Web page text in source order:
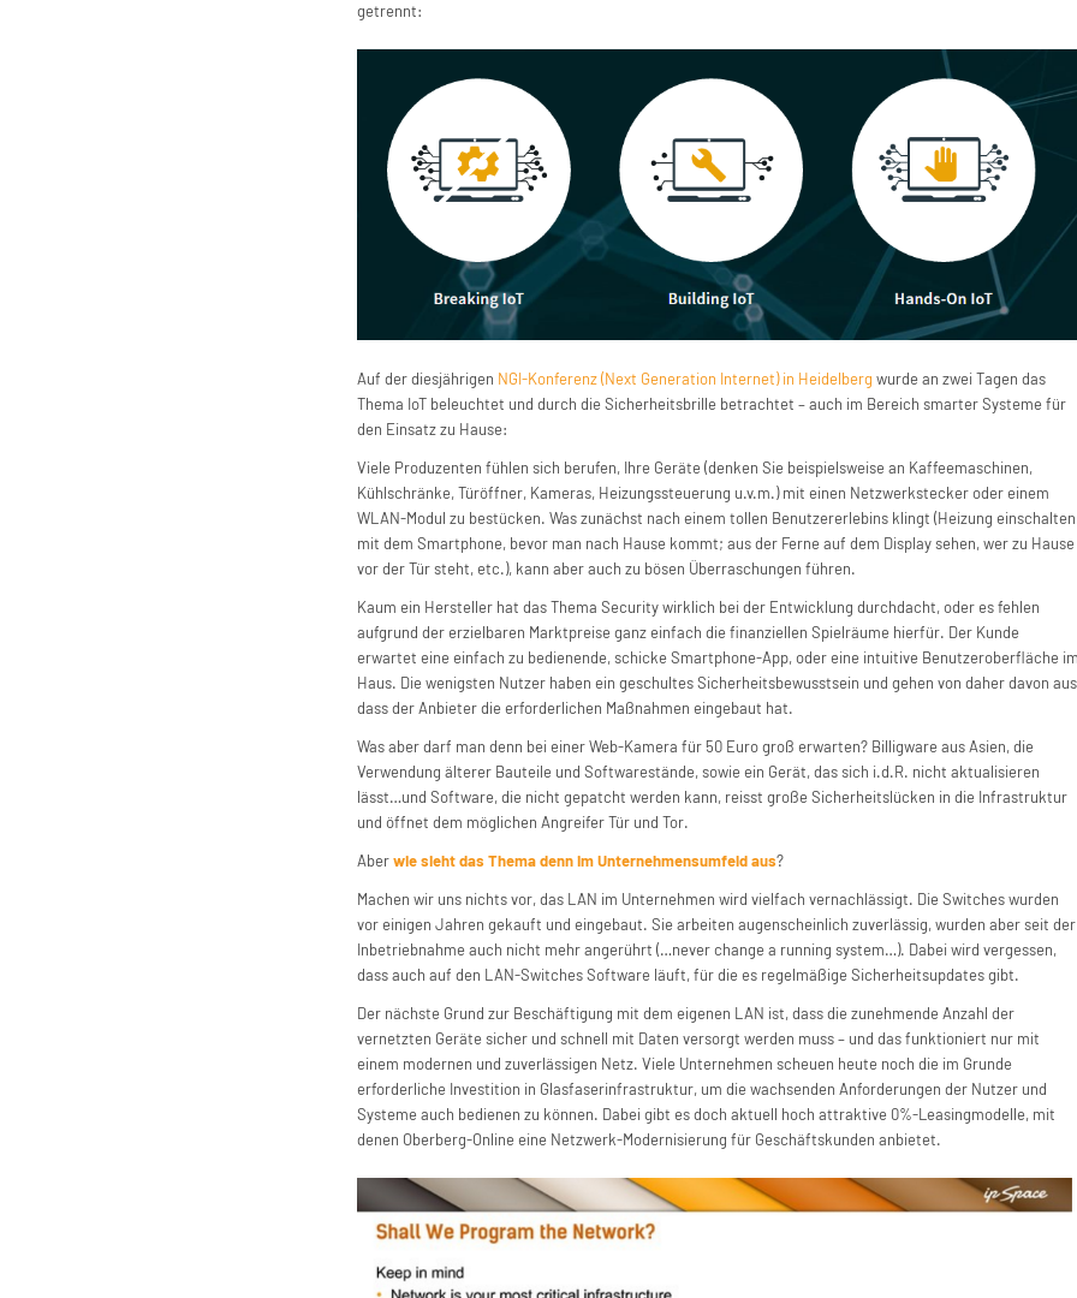
getrennt:
Auf der diesjährigen NGI-Konferenz (Next Generation Internet) in Heidelberg wurde an zwei Tagen das
Thema IoT beleuchtet und durch die Sicherheitsbrille betrachtet – auch im Bereich smarter Systeme für
den Einsatz zu Hause:
Viele Produzenten fühlen sich berufen, Ihre Geräte (denken Sie beispielsweise an Kaffeemaschinen,
Kühlschränke, Türöffner, Kameras, Heizungssteuerung u.v.m.) mit einen Netzwerkstecker oder einem
WLAN-Modul zu bestücken. Was zunächst nach einem tollen Benutzererlebins klingt (Heizung einschalten
mit dem Smartphone, bevor man nach Hause kommt; aus der Ferne auf dem Display sehen, wer zu Hause
vor der Tür steht, etc.), kann aber auch zu bösen Überraschungen führen.
Kaum ein Hersteller hat das Thema Security wirklich bei der Entwicklung durchdacht, oder es fehlen
aufgrund der erzielbaren Marktpreise ganz einfach die finanziellen Spielräume hierfür. Der Kunde
erwartet eine einfach zu bedienende, schicke Smartphone-App, oder eine intuitive Benutzeroberfläche
Haus. Die wenigsten Nutzer haben ein geschultes Sicherheitsbewusstsein und gehen von daher davon
dass der Anbieter die erforderlichen Maßnahmen eingebaut hat.
Was aber darf man denn bei einer Web-Kamera für 50 Euro groß erwarten? Billigware aus Asien, die
Verwendung älterer Bauteile und Softwarestände, sowie ein Gerät, das sich i.d.R. nicht aktualisieren
lässt…und Software, die nicht gepatcht werden kann, reisst große Sicherheitslücken in die Infrastruktur
und öffnet dem möglichen Angreifer Tür und Tor.
Aberwie sieht das Thema denn im Unternehmensumfeld aus?
Machen wir uns nichts vor, das LAN im Unternehmen wird vielfach vernachlässigt. Die Switches wurden
vor einigen Jahren gekauft und eingebaut. Sie arbeiten augenscheinlich zuverlässig, wurden aber seit der
Inbetriebnahme auch nicht mehr angerührt (…never change a running system…). Dabei wird vergessen,
dass auch auf den LAN-Switches Software läuft, für die es regelmäßige Sicherheitsupdates gibt.
Der nächste Grund zur Beschäftigung mit dem eigenen LAN ist, dass die zunehmende Anzahl der
vernetzten Geräte sicher und schnell mit Daten versorgt werden muss – und das funktioniert nur mit
einem modernen und zuverlässigen Netz. Viele Unternehmen scheuen heute noch die im Grunde
erforderliche Investition in Glasfaserinfrastruktur, um die wachsenden Anforderungen der Nutzer und
Systeme auch bedienen zu können. Dabei gibt es doch aktuell hoch attraktive 0%-Leasingmodelle, mit
denen Oberberg-Online eine Netzwerk-Modernisierung für Geschäftskunden anbietet.